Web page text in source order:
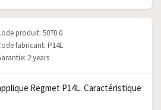
produit: 5070.0
fabricant: P14L
2 years
Regmet P14L. Caractéristique